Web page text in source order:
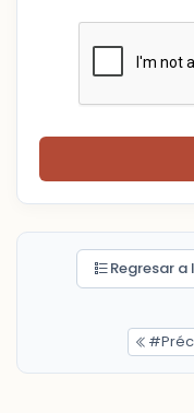
Regresar